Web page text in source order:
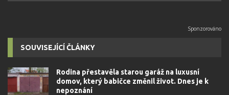
SOUVISEJÍCÍ ČLÁNKY
Rodina přestavěla starou garáž na luxusní
domov, který babičce změnil život. Dnes je k
nepoznání